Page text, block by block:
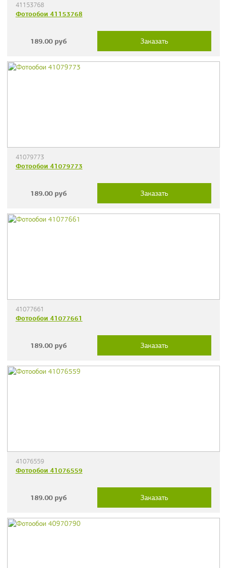
41153768
Фотообои 41153768
189.00 руб Заказать
41079773
Фотообои 41079773
189.00 руб Заказать
41077661
Фотообои 41077661
189.00 руб Заказать
41076559
Фотообои 41076559
189.00 руб Заказать